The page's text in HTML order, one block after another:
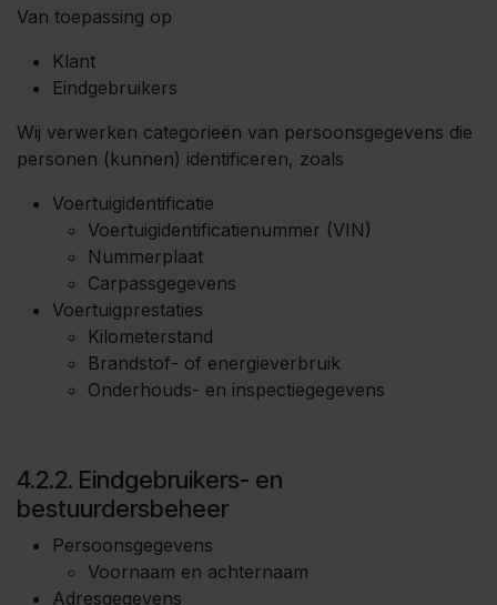
Van toepassing op
Klant
Eindgebruikers
Wij verwerken categorieën van persoonsgegevens die
personen (kunnen) identificeren, zoals
Voertuigidentificatie
Voertuigidentificatienummer (VIN)
Nummerplaat
Carpassgegevens
Voertuigprestaties
Kilometerstand
Brandstof- of energieverbruik
Onderhouds- en inspectiegegevens
4.2.2. Eindgebruikers- en
bestuurdersbeheer
Persoonsgegevens
Voornaam en achternaam
Adresgegevens